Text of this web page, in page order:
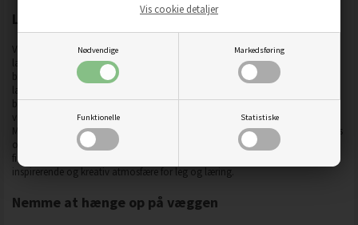
Nødvendige Markedsføring
Funktionelle Statistiske
Vis cookie detaljer
Lavet af holdbart materiale af høj kvalitet
Vores børneplakater er lavet af holdbart materiale af høj kvalitet, der sikrer
langvarig brug og bevarer plakaternes udseende. De tåler børns leg og
berøring uden at blive beskadiget, så du kan være sikker på, at de vil holde i
lang tid. Billederne er trykt med miljøvenlige blæk, hvilket bidrager til en
bæredygtig og miljøbevidst livsstil samtidig med, at de er sikre for dit barn at
være omkring.
Med vores farverige og livlige billeder tiltrækker vores børneplakater børnenes
opmærksomhed og stimulerer deres visuelle sanser og fantasi. Børnene vil
finde glæde og begejstring ved at se på plakaterne, hvilket skaber en
inspirerende og kreativ atmosfære for leg og læring.
Nemme at hænge op på væggen